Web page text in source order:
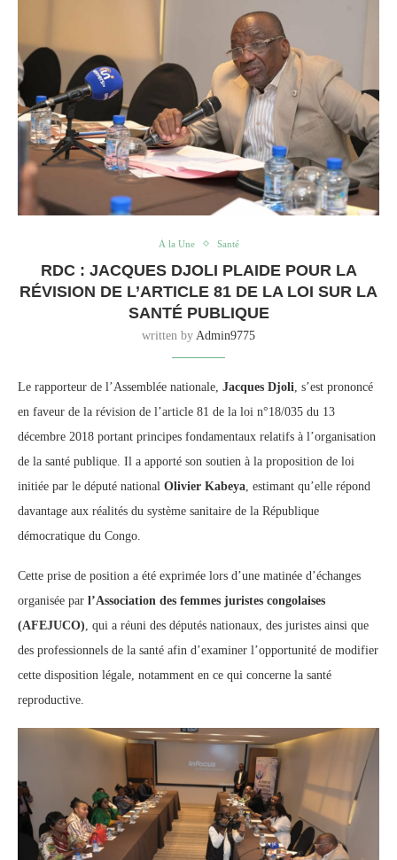
À la Une Santé
RDC : JACQUES DJOLI PLAIDE POUR LA
RÉVISION DE L’ARTICLE 81 DE LA LOI SUR LA
SANTÉ PUBLIQUE
written by Admin9775
Le rapporteur de l’Assemblée nationale, Jacques Djoli , s’est prononcé
en faveur de la révision de l’article 81 de la loi n°18/035 du 13
décembre 2018 portant principes fondamentaux relatifs à l’organisation
de la santé publique. Il a apporté son soutien à la proposition de loi
initiée par le député national Olivier Kabeya , estimant qu’elle répond
davantage aux réalités du système sanitaire de la République
démocratique du Congo.
Cette prise de position a été exprimée lors d’une matinée d’échanges
organisée par l’Association des femmes juristes congolaises
(AFEJUCO) , qui a réuni des députés nationaux, des juristes ainsi que
des professionnels de la santé afin d’examiner l’opportunité de modifier
cette disposition légale, notamment en ce qui concerne la santé
reproductive.